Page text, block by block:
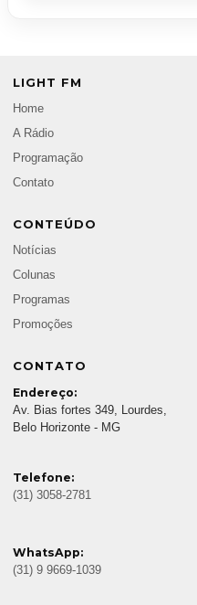
LIGHT FM
Home
A Rádio
Programação
Contato
CONTEÚDO
Notícias
Colunas
Programas
Promoções
CONTATO
Endereço:
Av. Bias fortes 349, Lourdes,
Belo Horizonte - MG
Telefone:
(31) 3058-2781
WhatsApp:
(31) 9 9669-1039